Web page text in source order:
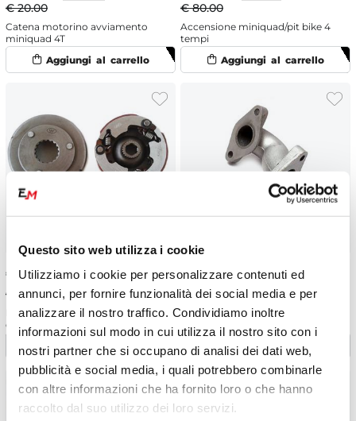
Questo sito web utilizza i cookie
Utilizziamo i cookie per personalizzare contenuti ed
annunci, per fornire funzionalità dei social media e per
analizzare il nostro traffico. Condividiamo inoltre
informazioni sul modo in cui utilizza il nostro sito con i
nostri partner che si occupano di analisi dei dati web,
pubblicità e social media, i quali potrebbero combinarle
con altre informazioni che ha fornito loro o che hanno
raccolto dal suo utilizzo dei loro servizi.
€ 20.00
Catena motorino avviamento
miniquad 4T
€ 80.00
Accensione miniquad/pit bike 4
tempi
€ 35.01 -22%
€ 45.01
Frizione motore automatico 50
e 110 cc
€ 15.00 -25%
€ 20.00
Collettore aspirazione miniquad
4T